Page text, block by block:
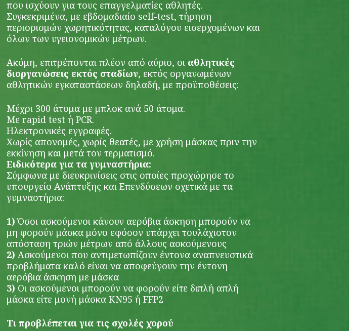
που ισχύουν για τους επαγγελματίες αθλητές.
Συγκεκριμένα, με εβδομαδιαίο self-test, τήρηση
περιορισμών χωρητικότητας, καταλόγου εισερχομένων και
όλων των υγειονομικών μέτρων.
Ακόμη, επιτρέπονται πλέον από αύριο, οι αθλητικές
διοργανώσεις εκτός σταδίων, εκτός οργανωμένων
αθλητικών εγκαταστάσεων δηλαδή, με προϋποθέσεις:
Μέχρι 300 άτομα με μπλοκ ανά 50 άτομα.
Με rapid test ή PCR.
Ηλεκτρονικές εγγραφές.
Χωρίς απονομές, χωρίς θεατές, με χρήση μάσκας πριν την
εκκίνηση και μετά τον τερματισμό.
Ειδικότερα για τα γυμναστήρια:
Σύμφωνα με διευκρινίσεις στις οποίες προχώρησε το
υπουργείο Ανάπτυξης και Επενδύσεων σχετικά με τα
γυμναστήρια:
1)Όσοι ασκούμενοι κάνουν αερόβια άσκηση μπορούν να
μη φορούν μάσκα μόνο εφόσον υπάρχει τουλάχιστον
απόσταση τριών μέτρων από άλλους ασκούμενους
2) Ασκούμενοι που αντιμετωπίζουν έντονα αναπνευστικά
προβλήματα καλό είναι να αποφεύγουν την έντονη
αερόβια άσκηση με μάσκα
3) Οι ασκούμενοι μπορούν να φορούν είτε διπλή απλή
μάσκα είτε μονή μάσκα ΚΝ95 ή FFP2
Τι προβλέπεται για τις σχολές χορού